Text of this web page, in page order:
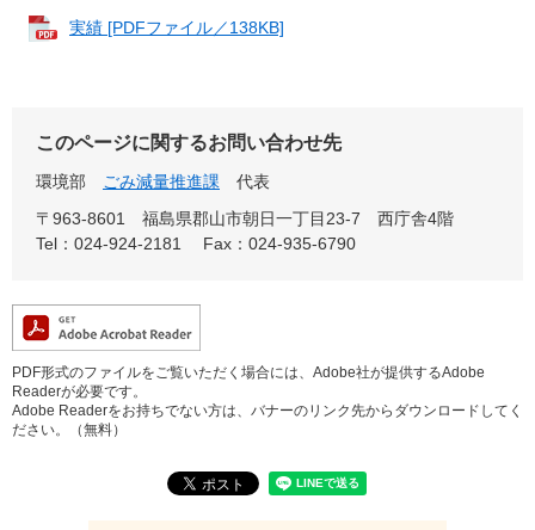
実績 [PDFファイル／138KB]
このページに関するお問い合わせ先
環境部 ごみ減量推進課
代表
〒963-8601
福島県郡山市朝日一丁目23-7 西庁舎4階
Tel：024-924-2181
Fax：024-935-6790
PDF形式のファイルをご覧いただく場合には、Adobe社が提供するAdobe
Readerが必要です。
Adobe Readerをお持ちでない方は、バナーのリンク先からダウンロードしてく
ださい。（無料）